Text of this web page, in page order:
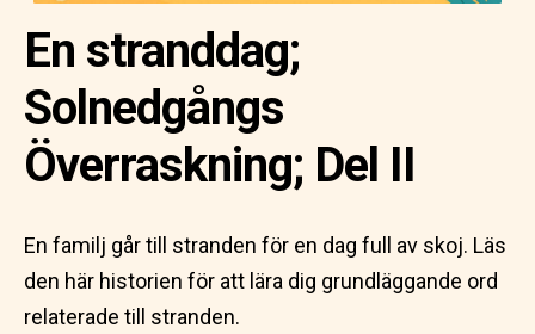
En stranddag;
Solnedgångs
Överraskning; Del II
En familj går till stranden för en dag full av skoj. Läs
den här historien för att lära dig grundläggande ord
relaterade till stranden.